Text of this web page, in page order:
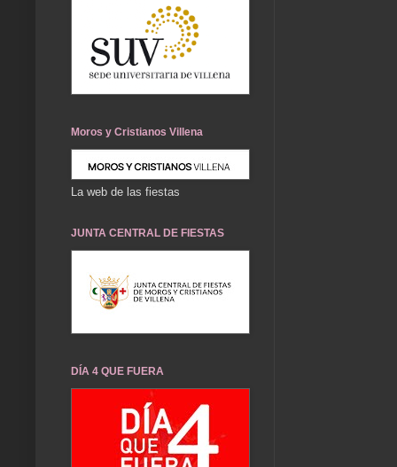
Moros y Cristianos Villena
La web de las fiestas
JUNTA CENTRAL DE FIESTAS
DÍA 4 QUE FUERA